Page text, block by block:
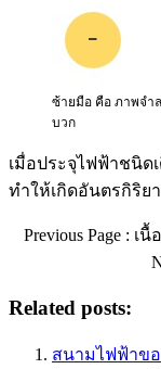
ซ้ายมือ คือ ภาพจำ
บวก
เมื่อประจุไฟฟ้าชนิด
ทำให้เกิดอันตรกิริย
Previous
Related posts:
สนามไฟฟ้าข